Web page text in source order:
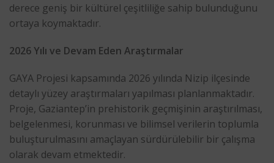
derece geniş bir kültürel çeşitliliğe sahip bulunduğunu
ortaya koymaktadır.
2026 Yılı ve Devam Eden Araştırmalar
GAYA Projesi kapsamında 2026 yılında Nizip ilçesinde
detaylı yüzey araştırmaları yapılması planlanmaktadır.
Proje, Gaziantep’in prehistorik geçmişinin araştırılması,
belgelenmesi, korunması ve bilimsel verilerin toplumla
buluşturulmasını amaçlayan sürdürülebilir bir çalışma
olarak devam etmektedir.